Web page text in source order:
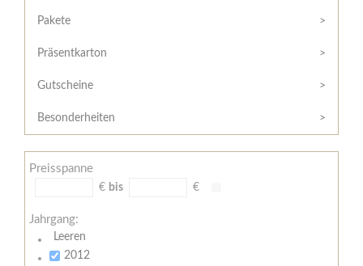
/
Widerrufsformular
AGB
Zahlungsbedingungen
Meine
Pakete
Präsentkarton
Gutscheine
Besonderheiten
Preisspanne
€ bis €
Jahrgang:
Leeren
2012